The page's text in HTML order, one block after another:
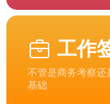
工作
不管是商务考察
基础